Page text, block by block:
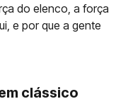
do elenco, a força
e por que a gente
clássico